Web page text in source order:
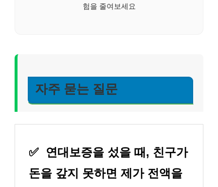
험을 줄여보세요
자주 묻는 질문
✅
연대보증을 섰을 때, 친구가
돈을 갚지 못하면 제가 전액을